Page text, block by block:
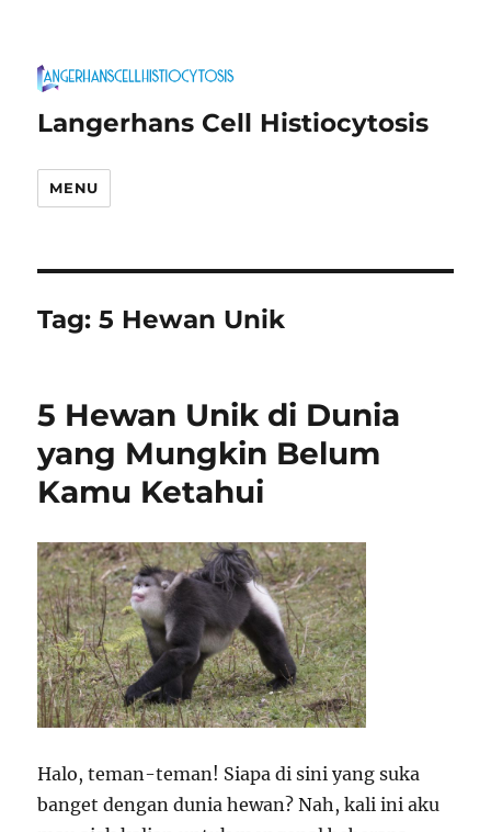
Langerhans Cell Histiocytosis
MENU
Tag:5 Hewan Unik
5 Hewan Unik di Dunia
yang Mungkin Belum
Kamu Ketahui
Halo, teman-teman! Siapa di sini yang suka
banget dengan dunia hewan? Nah, kali ini aku